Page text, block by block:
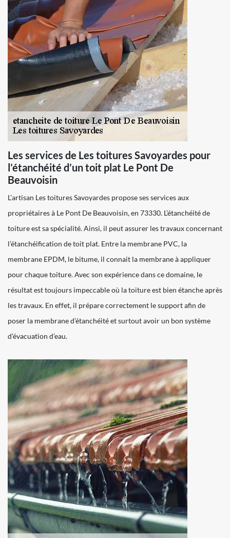
Les services de Les toitures Savoyardes pour
l’étanchéité d’un toit plat Le Pont De
Beauvoisin
L’artisan Les toitures Savoyardes propose ses services aux
propriétaires à Le Pont De Beauvoisin, en 73330. L’étanchéité de
toiture est sa spécialité. Ainsi, il peut assurer les travaux concernant
l’étanchéification de toit plat. Entre la membrane PVC, la
membrane EPDM, le bitume, il connait la membrane à appliquer
pour chaque toiture. Avec son expérience dans ce domaine, le
résultat est toujours impeccable où la toiture est bien étanche après
les travaux. En effet, il prépare correctement le support afin de
poser la membrane d’étanchéité et surtout avoir un bon système
d’évacuation d’eau.